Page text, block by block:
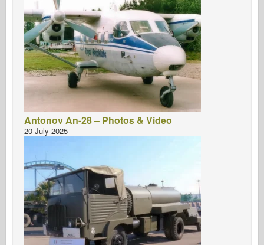
Antonov An-28 – Photos & Video
20 July 2025